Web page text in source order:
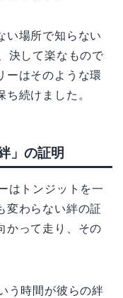
い場所で知らない
決して楽なもので
ーはそのような環
続けました。
」の証明
はトンジットを一
変わらない絆の証
かって走り、その
う時間が彼らの絆